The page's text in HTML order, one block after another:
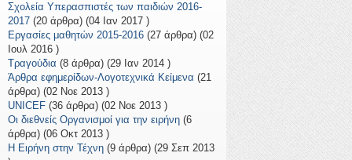
Σχολεία Υπερασπιστές των παιδιών 2016-
2017 (20 άρθρα) (04 Ιαν 2017 )
Εργασίες μαθητών 2015-2016 (27 άρθρα) (02
Ιουλ 2016 )
Τραγούδια (8 άρθρα) (29 Ιαν 2014 )
Άρθρα εφημερίδων-Λογοτεχνικά Κείμενα (21
άρθρα) (02 Νοε 2013 )
UNICEF (36 άρθρα) (02 Νοε 2013 )
Οι διεθνείς Οργανισμοί για την ειρήνη (6
άρθρα) (06 Οκτ 2013 )
Η Ειρήνη στην Τέχνη (9 άρθρα) (29 Σεπ 2013